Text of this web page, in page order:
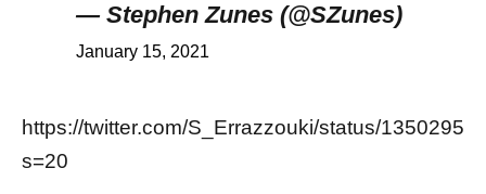
— Stephen Zunes (@SZunes)
January 15, 2021
https://twitter.com/S_Errazzouki/status/
s=20